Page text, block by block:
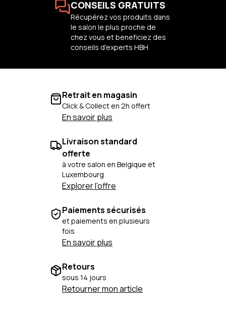
CONSEILS GRATUITS
Récupérez vos produits dans
le salon le plus proche de
chez vous et beneficiez des
conseils d'experts HBH
Retrait en magasin
Click & Collect en 2h offert
En savoir plus
Livraison standard
offerte
à votre salon en Belgique et
Luxembourg
Explorer l'offre
Paiements sécurisés
et paiements en plusieurs
fois
En savoir plus
Retours
sous 14 jours
Retourner mon article